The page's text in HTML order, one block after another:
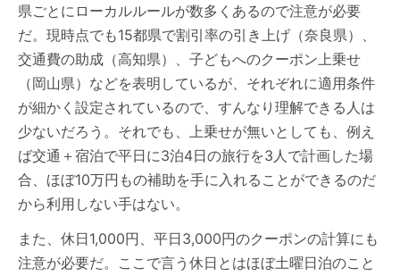
県ごとにローカルルールが数多くあるので注意が必要
だ。現時点でも15都県で割引率の引き上げ（奈良県）、
交通費の助成（高知県）、子どもへのクーポン上乗せ
（岡山県）などを表明しているが、それぞれに適用条件
が細かく設定されているので、すんなり理解できる人は
少ないだろう。それでも、上乗せが無いとしても、例え
ば交通＋宿泊で平日に3泊4日の旅行を3人で計画した場
合、ほぼ10万円もの補助を手に入れることができるのだ
から利用しない手はない。
また、休日1,000円、平日3,000円のクーポンの計算にも
注意が必要だ。ここで言う休日とはほぼ土曜日泊のこと